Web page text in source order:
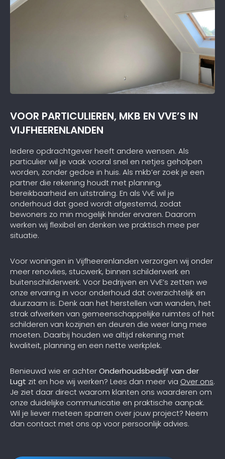
VOOR PARTICULIEREN, MKB EN VVE’S IN
VIJFHEERENLANDEN
Iedere opdrachtgever heeft andere wensen. Als
particulier wil je vaak vooral snel en netjes geholpen
worden, zonder gedoe in huis. Als mkb’er zoek je een
partner die rekening houdt met planning,
bereikbaarheid en uitstraling. En als VvE wil je
onderhoud dat goed wordt afgestemd, zodat
bewoners zo min mogelijk hinder ervaren. Daarom
werken wij flexibel en denken we praktisch mee per
situatie.
Voor woningen in Vijfheerenlanden verzorgen wij onder
meer renovlies, stucwerk, binnen schilderwerk en
buitenschilderwerk. Voor bedrijven en VvE’s zetten we
onze ervaring in voor onderhoud dat overzichtelijk en
duurzaam is. Denk aan het herstellen van wanden, het
strak afwerken van gemeenschappelijke ruimtes of het
schilderen van kozijnen en deuren die weer lang mee
moeten. Daarbij houden we altijd rekening met
kwaliteit, planning en een nette werkplek.
Benieuwd wie er achterOnderhoudsbedrijf van der
Lugt zit en hoe wij werken? Lees dan meer via Over ons.
Je ziet daar direct waarom klanten ons waarderen om
onze duidelijke communicatie en praktische aanpak.
Wil je liever meteen sparren over jouw project? Neem
dan contact met ons op voor persoonlijk advies.